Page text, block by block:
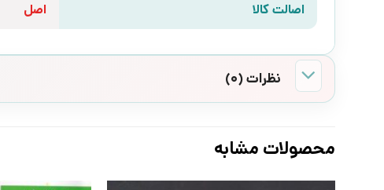
اصالت کالا اصل
نظرات (0)
محصولات مشابه